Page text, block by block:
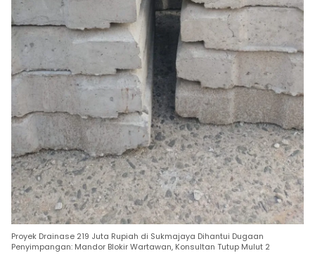
Proyek Drainase 219 Juta Rupiah di Sukmajaya Dihantui Dugaan
Penyimpangan: Mandor Blokir Wartawan, Konsultan Tutup Mulut 2